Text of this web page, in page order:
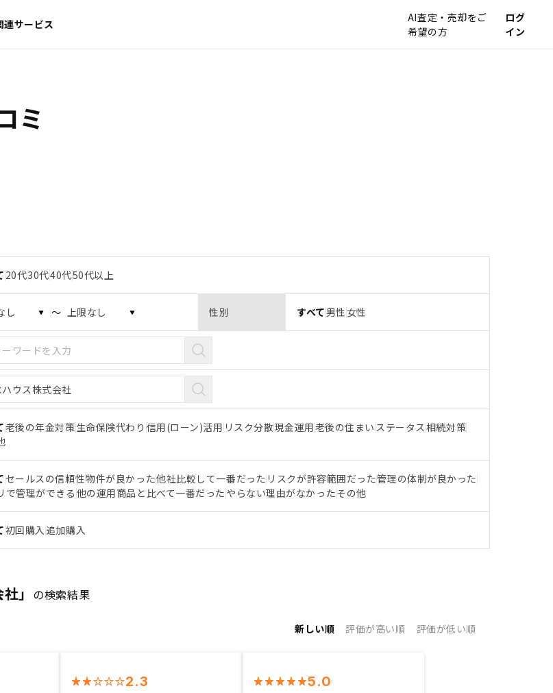
連サービス
AI査定・売却をご
希望の方
ログ
イン
ミ
20代30代40代50代以上
〜 性別 すべて 男性 女性
老後の年金対策生命保険代わり 信用(ローン)活用 リスク分散現金運用老後の住まい ステータス相続対策
セールスの信頼性物件が良かった他社比較して一番だった リスクが許容範囲だった管理の体制が良かった
で管理ができる他の運用商品と比べて一番だった やらない理由がなかったその他
初回購入 追加購入
」 の検索結果
新しい順 評価が高い順 評価が低い順
2.3 5.0